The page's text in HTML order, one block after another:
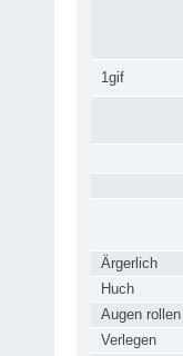
1gif
Ärgerlich
Huch
Augen rollen
Verlegen